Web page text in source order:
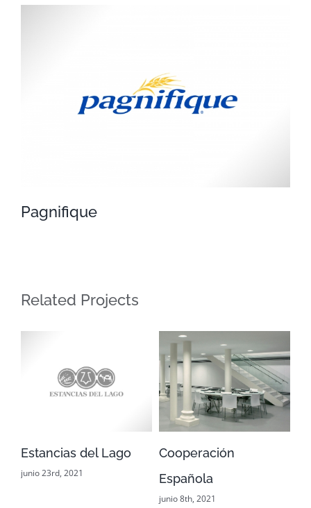
Pagnifique
Pagnifique
Related Projects
Estancias del Lago
junio 23rd, 2021
Cooperación
Española
junio 8th, 2021